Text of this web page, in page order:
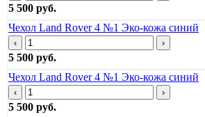
5 500 руб.
Чехол Land Rover 4 №1 Эко-кожа синий
‹ ›
5 500 руб.
Чехол Land Rover 4 №1 Эко-кожа синий
‹ ›
5 500 руб.